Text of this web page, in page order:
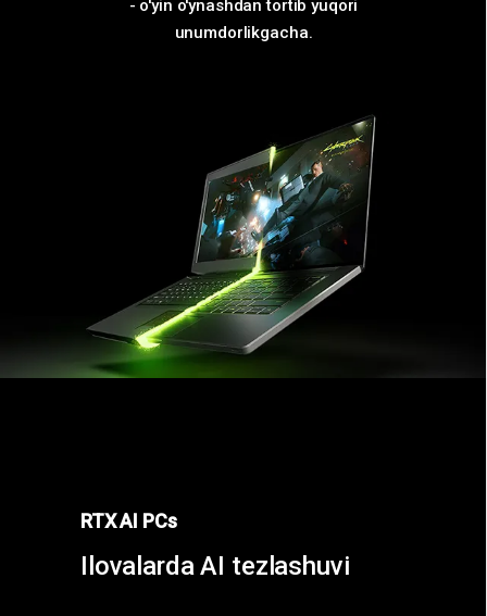
- o'yin o'ynashdan tortib yuqori
unumdorlikgacha.
RTX AI PCs
Ilovalarda AI tezlashuvi